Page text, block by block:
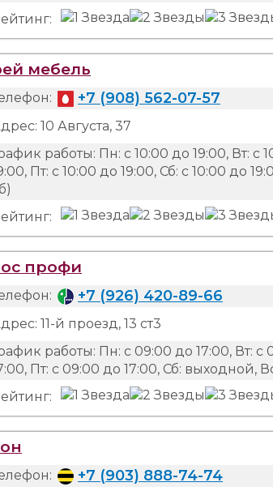
мебель
+7 (908) 562-07-57
10 Августа, 37
работы: Пн: с 10:00 до 19:00, Вт: с
Пт: с 10:00 до 19:00, Сб: с 10:00 до
профи
+7 (926) 420-89-66
11-й проезд, 13 ст3
работы: Пн: с 09:00 до 17:00, Вт: с
Пт: с 09:00 до 17:00, Сб: выходной,
+7 (903) 888-74-74